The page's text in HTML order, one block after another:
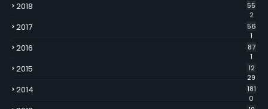
2018
55
2
2017
56
1
2016
87
1
2015
12
29
2014
181
0